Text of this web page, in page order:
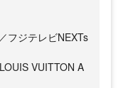
フジテレビNEXTs
VUITTON A